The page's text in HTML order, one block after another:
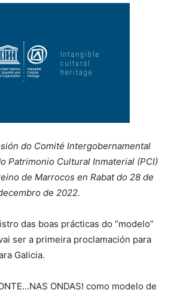
do Comité Intergobernamental
Patrimonio Cultural Inmaterial (PCI)
de Marrocos en Rabat do 28 de
de 2022.
das boas prácticas do “modelo”
ser a primeira proclamación para
Galicia.
ONDAS! como modelo de